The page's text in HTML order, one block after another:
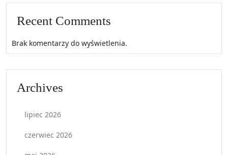
Recent Comments
Brak komentarzy do wyświetlenia.
Archives
lipiec 2026
czerwiec 2026